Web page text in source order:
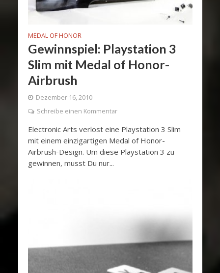
MEDAL OF HONOR
Gewinnspiel: Playstation 3
Slim mit Medal of Honor-
Airbrush
Dezember 16, 2010
Schreibe einen Kommentar
Electronic Arts verlost eine Playstation 3 Slim
mit einem einzigartigen Medal of Honor-
Airbrush-Design. Um diese Playstation 3 zu
gewinnen, musst Du nur...